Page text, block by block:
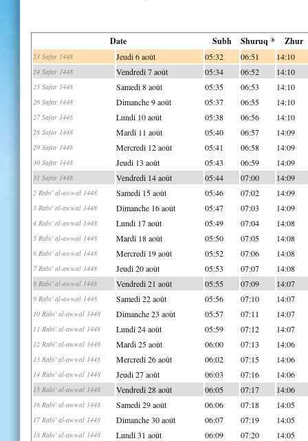
Date Subh Shuruq * Zhur
23 Safar 1448 Jeudi 6 août 05:32 06:51 14:10
24 Safar 1448 Vendredi 7 août 05:34 06:52 14:10
25 Safar 1448 Samedi 8 août 05:35 06:53 14:10
26 Safar 1448 Dimanche 9 août 05:37 06:55 14:10
27 Safar 1448 Lundi 10 août 05:38 06:56 14:10
28 Safar 1448 Mardi 11 août 05:40 06:57 14:09
29 Safar 1448 Mercredi 12 août 05:41 06:58 14:09
30 Safar 1448 Jeudi 13 août 05:43 06:59 14:09
31 Safar 1448 Vendredi 14 août 05:44 07:00 14:09
2 Rabi' al-awwal 1448 Samedi 15 août 05:46 07:02 14:09
3 Rabi' al-awwal 1448 Dimanche 16 août 05:47 07:03 14:09
4 Rabi' al-awwal 1448 Lundi 17 août 05:49 07:04 14:08
5 Rabi' al-awwal 1448 Mardi 18 août 05:50 07:05 14:08
6 Rabi' al-awwal 1448 Mercredi 19 août 05:52 07:06 14:08
7 Rabi' al-awwal 1448 Jeudi 20 août 05:53 07:07 14:08
8 Rabi' al-awwal 1448 Vendredi 21 août 05:55 07:09 14:07
9 Rabi' al-awwal 1448 Samedi 22 août 05:56 07:10 14:07
10 Rabi' al-awwal 1448 Dimanche 23 août 05:57 07:11 14:07
11 Rabi' al-awwal 1448 Lundi 24 août 05:59 07:12 14:07
12 Rabi' al-awwal 1448 Mardi 25 août 06:00 07:13 14:06
13 Rabi' al-awwal 1448 Mercredi 26 août 06:02 07:15 14:06
14 Rabi' al-awwal 1448 Jeudi 27 août 06:03 07:16 14:06
15 Rabi' al-awwal 1448 Vendredi 28 août 06:05 07:17 14:06
16 Rabi' al-awwal 1448 Samedi 29 août 06:06 07:18 14:05
17 Rabi' al-awwal 1448 Dimanche 30 août 06:07 07:19 14:05
18 Rabi' al-awwal 1448 Lundi 31 août 06:09 07:20 14:05